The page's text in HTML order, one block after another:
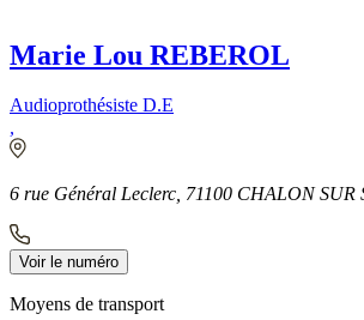
Marie Lou REBEROL
Audioprothésiste D.E
,
6 rue Général Leclerc, 71100 CHALON SUR
Voir le numéro
Moyens de transport